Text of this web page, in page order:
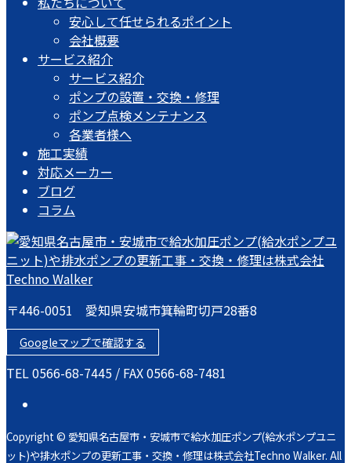
安心して任せられるポイント
会社概要
サービス紹介
サービス紹介
ポンプの設置・交換・修理
ポンプ点検メンテナンス
各業者様へ
施工実績
対応メーカー
ブログ
コラム
〒446-0051 愛知県安城市箕輪町切戸28番8
Googleマップで確認する
TEL 0566-68-7445 / FAX 0566-68-7481
Copyright © 愛知県名古屋市・安城市で給水加圧ポンプ(給水ポンプユニ
ット)や排水ポンプの更新工事・交換・修理は株式会社Techno Walker. All